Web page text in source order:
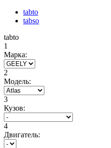
tabto
tabso
tabto
1
Марка:
2
Модель:
3
Кузов:
4
Двигатель: